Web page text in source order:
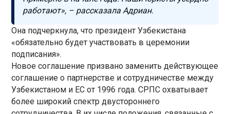
работают», – рассказала Адриан.
Она подчеркнула, что президент Узбекистана
«обязательно будет участвовать в церемонии
подписания».
Новое соглашение призвано заменить действующее
соглашение о партнерстве и сотрудничестве между
Узбекистаном и ЕС от 1996 года. СРПС охватывает
более широкий спектр двустороннего